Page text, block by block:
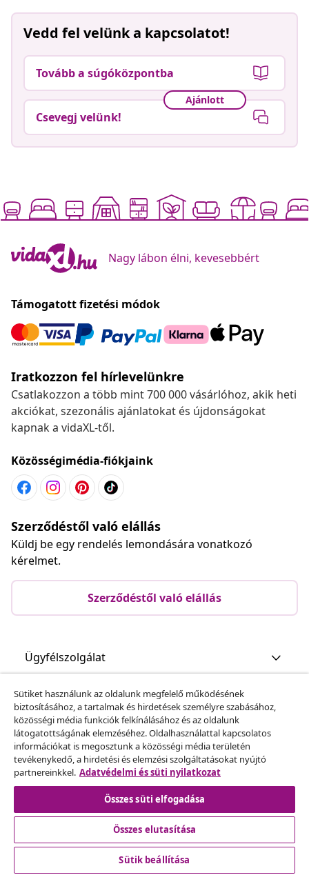
Vedd fel velünk a kapcsolatot!
Tovább a súgóközpontba
Ajánlott
Csevegj velünk!
Nagy lábon élni, kevesebbért
Támogatott fizetési módok
Iratkozzon fel hírlevelünkre
Csatlakozzon a több mint 700 000 vásárlóhoz, akik heti
akciókat, szezonális ajánlatokat és újdonságokat
kapnak a vidaXL-től.
Közösségimédia-fiókjaink
Szerződéstől való elállás
Küldj be egy rendelés lemondására vonatkozó
kérelmet.
Szerződéstől való elállás
Ügyfélszolgálat
Üzlet
vidaXL
Fedezz fel többet
Sütiket használunk az oldalunk megfelelő működésének
biztosításához, a tartalmak és hirdetések személyre szabásához,
közösségi média funkciók felkínálásához és az oldalunk
látogatottságának elemzéséhez. Oldalhasználattal kapcsolatos
információkat is megosztunk a közösségi média területén
tevékenykedő, a hirdetési és elemzési szolgáltatásokat nyújtó
partnereinkkel. Adatvédelmi és süti nyilatkozat
Összes süti elfogadása
Összes elutasítása
Sütik beállítása